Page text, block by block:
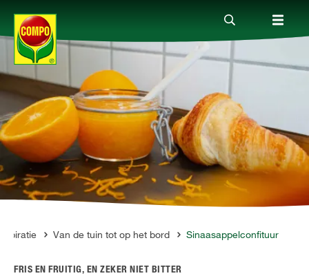
Producten
Advies
Thema's
Tot je dienstVan de tuin tot op het bord Sinaasappelconfituur
FRIS EN FRUITIG, EN ZEKER NIET BITTER